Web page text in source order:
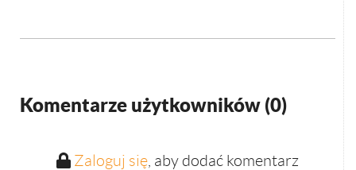
Komentarze użytkowników (0)
Zaloguj się, aby dodać komentarz